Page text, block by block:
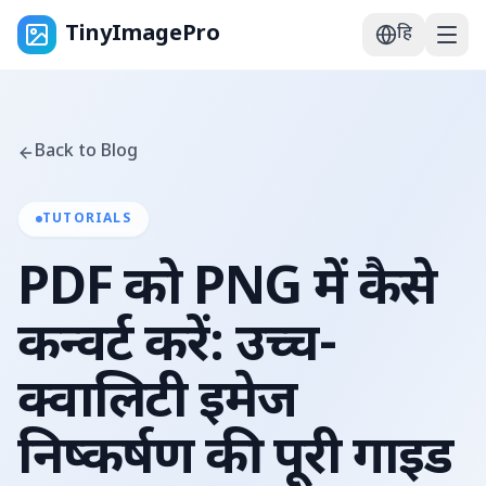
TinyImagePro हि
Back to Blog
TUTORIALS
PDF को PNG में कैसे
कन्वर्ट करें: उच्च-
क्वालिटी इमेज
निष्कर्षण की पूरी गाइड